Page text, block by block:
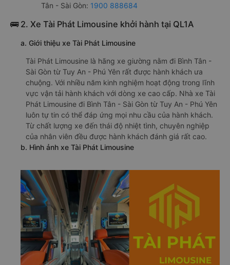
Tân - Sài Gòn: 1900 888684
🚌 2. Xe Tài Phát Limousine khởi hành tại QL1A
a. Giới thiệu xe Tài Phát Limousine
Tài Phát Limousine là hãng xe giường nằm đi Bình Tân -
Sài Gòn từ Tuy An - Phú Yên rất được hành khách ưa
chuộng. Với nhiều năm kinh nghiệm hoạt động trong lĩnh
vực vận tải hành khách với dòng xe cao cấp. Nhà xe Tài
Phát Limousine đi Bình Tân - Sài Gòn từ Tuy An - Phú Yên
luôn tự tin có thể đáp ứng mọi nhu cầu của hành khách.
Từ chất lượng xe đến thái độ nhiệt tình, chuyên nghiệp
của nhân viên đều được hành khách đánh giá rất cao.
b. Hình ảnh xe Tài Phát Limousine